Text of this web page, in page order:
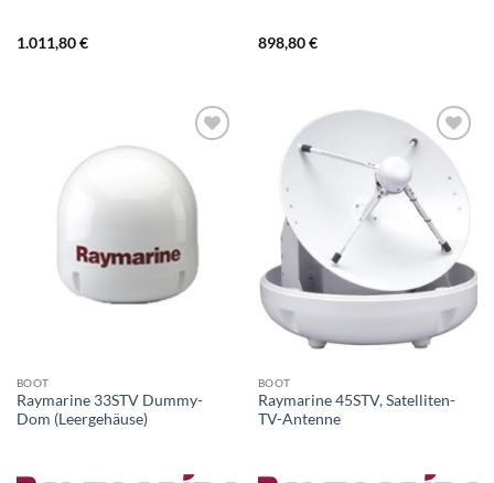
1.011,80€ 898,80€
BOOT
Raymarine 33STV Dummy-
Dom (Leergehäuse)
BOOT
Raymarine 45STV, Satelliten-
TV-Antenne